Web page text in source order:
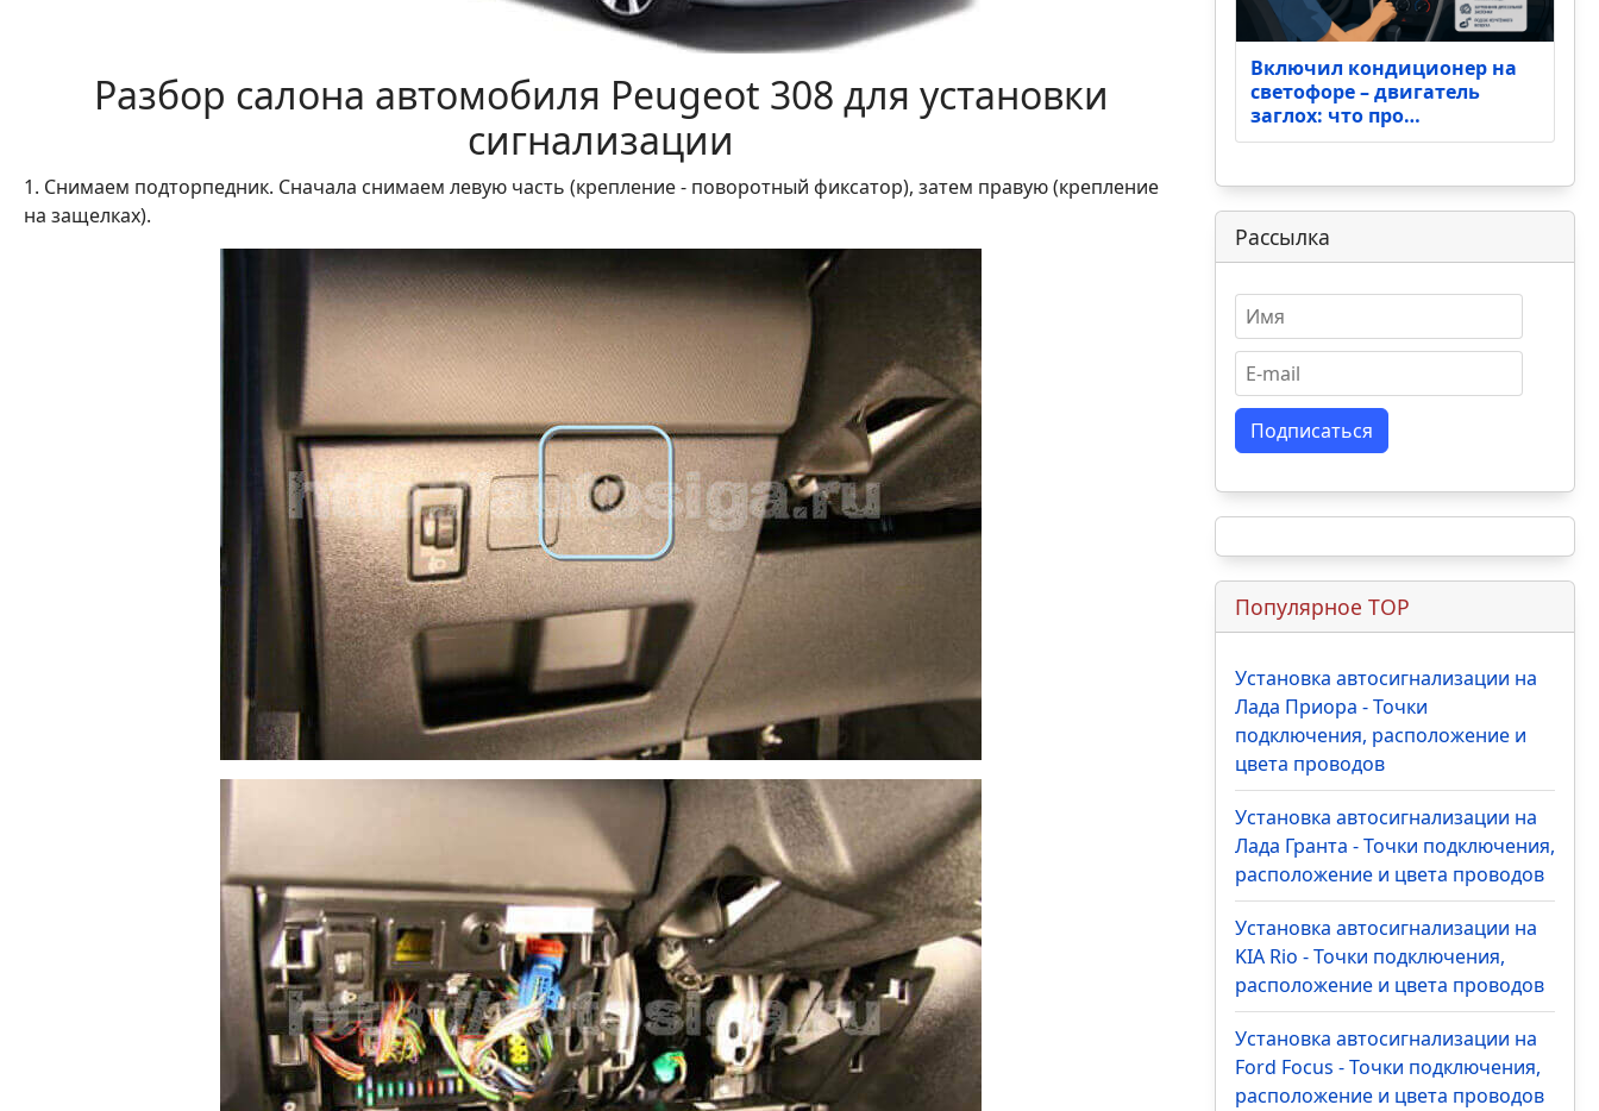
Разбор салона автомобиля Peugeot 308 для установки
сигнализации
1. Снимаем подторпедник. Сначала снимаем левую часть (крепление - поворотный фиксатор), затем правую (крепление
на защелках).
Включил кондиционер на
светофоре – двигатель
заглох: что про…
Рассылка
Подписаться
Популярное TOP
Установка автосигнализации на
Лада Приора - Точки
подключения, расположение и
цвета проводов
Установка автосигнализации на
Лада Гранта - Точки подключения,
расположение и цвета проводов
Установка автосигнализации на
KIA Rio - Точки подключения,
расположение и цвета проводов
Установка автосигнализации на
Ford Focus - Точки подключения,
расположение и цвета проводов